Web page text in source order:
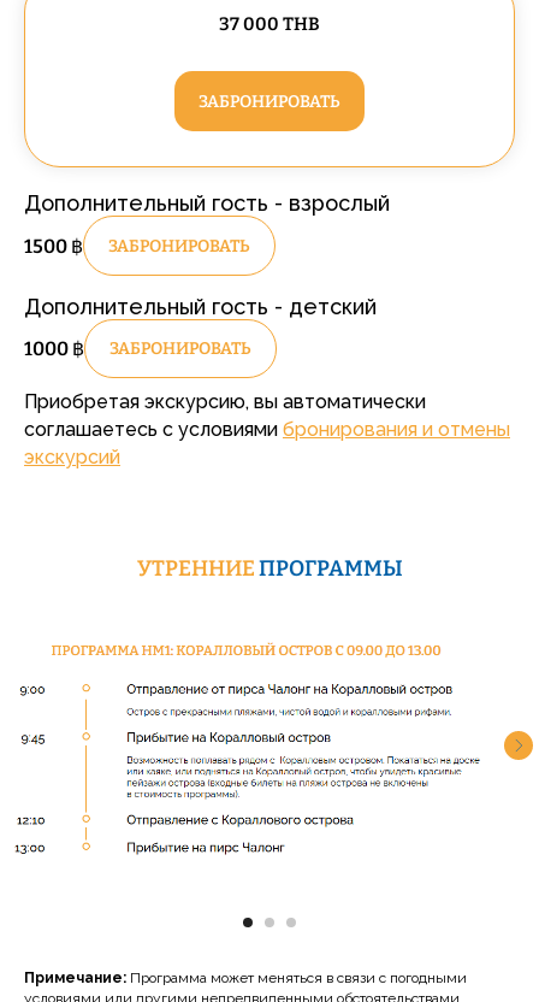
37 000 THB
ЗАБРОНИРОВАТЬ
Дополнительный гость - взрослый
1500 ฿ ЗАБРОНИРОВАТЬ
Дополнительный гость - детский
1000 ฿ ЗАБРОНИРОВАТЬ
Приобретая экскурсию, вы автоматически
соглашаетесь с условиями бронирования и отмены
экскурсий
УТРЕННИЕПРОГРАММЫ
Примечание: Программа может меняться в связи с погодными
условиями или другими непредвиденными обстоятельствами.